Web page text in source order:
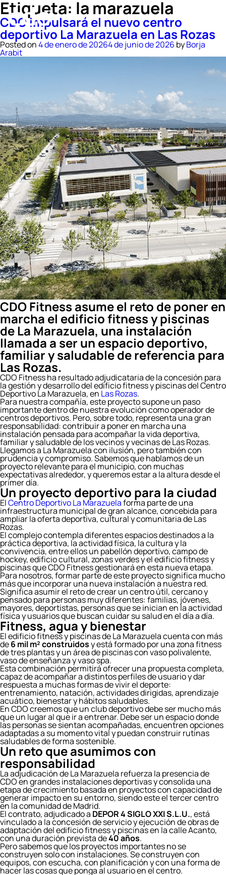
Etiqueta: la marazuela
CDO impulsará el nuevo centro
deportivo La Marazuela en Las Rozas
Posted on4 de enero de 20264 de junio de 2026 byBorja
Arabit
CDO Fitness asume el reto de poner en
marcha el edificio fitness y piscinas
de La Marazuela, una instalación
llamada a ser un espacio deportivo,
familiar y saludable de referencia para
Las Rozas.
CDO Fitness ha resultado adjudicataria de la concesión para
la gestión y desarrollo del edificio fitness y piscinas del Centro
Deportivo La Marazuela, en Las Rozas.
Para nuestra compañía, este proyecto supone un paso
importante dentro de nuestra evolución como operador de
centros deportivos. Pero, sobre todo, representa una gran
responsabilidad: contribuir a poner en marcha una
instalación pensada para acompañar la vida deportiva,
familiar y saludable de los vecinos y vecinas de Las Rozas.
Llegamos a La Marazuela con ilusión, pero también con
prudencia y compromiso. Sabemos que hablamos de un
proyecto relevante para el municipio, con muchas
expectativas alrededor, y queremos estar a la altura desde el
primer día.
Un proyecto deportivo para la ciudad
ElCentro Deportivo La Marazuelaforma parte de una
infraestructura municipal de gran alcance, concebida para
ampliar la oferta deportiva, cultural y comunitaria de Las
Rozas.
El complejo contempla diferentes espacios destinados a la
práctica deportiva, la actividad física, la cultura y la
convivencia, entre ellos un pabellón deportivo, campo de
hockey, edificio cultural, zonas verdes y el edificio fitness y
piscinas que CDO Fitness gestionará en esta nueva etapa.
Para nosotros, formar parte de este proyecto significa mucho
más que incorporar una nueva instalación a nuestra red.
Significa asumir el reto de crear un centro útil, cercano y
pensado para personas muy diferentes: familias, jóvenes,
mayores, deportistas, personas que se inician en la actividad
física y usuarios que buscan cuidar su salud en el día a día.
Fitness, agua y bienestar
El edificio fitness y piscinas de La Marazuela cuenta con más
de6 mil m² construidosy está formado por una zona fitness
de tres plantas y un área de piscinas con vaso polivalente,
vaso de enseñanza y vaso spa.
Esta combinación permitirá ofrecer una propuesta completa,
capaz de acompañar a distintos perfiles de usuario y dar
respuesta a muchas formas de vivir el deporte:
entrenamiento, natación, actividades dirigidas, aprendizaje
acuático, bienestar y hábitos saludables.
En CDO creemos que un club deportivo debe ser mucho más
que un lugar al que ir a entrenar. Debe ser un espacio donde
las personas se sientan acompañadas, encuentren opciones
adaptadas a su momento vital y puedan construir rutinas
saludables de forma sostenible.
Un reto que asumimos con
responsabilidad
La adjudicación de La Marazuela refuerza la presencia de
CDO en grandes instalaciones deportivas y consolida una
etapa de crecimiento basada en proyectos con capacidad de
generar impacto en su entorno, siendo este el tercer centro
en la comunidad de Madrid.
El contrato, adjudicado a DEPOR 4 SIGLO XXI S.L.U., está
vinculado a la concesión de servicio y ejecución de obras de
adaptación del edificio fitness y piscinas en la calle Acanto,
con una duración prevista de40 años.
Pero sabemos que los proyectos importantes no se
construyen solo con instalaciones. Se construyen con
equipos, con escucha, con planificación y con una forma de
hacer las cosas que ponga al usuario en el centro.